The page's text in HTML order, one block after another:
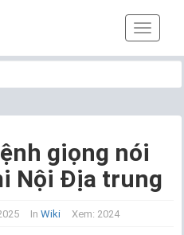
T
o
g
a
i
g
giọng nói
Nội Địa trung
In Wiki Xem: 2024